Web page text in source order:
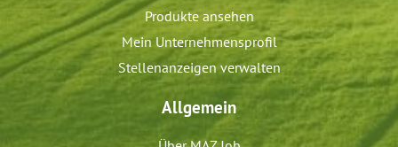
Produkte ansehen
Mein Unternehmensprofil
Stellenanzeigen verwalten
Allgemein